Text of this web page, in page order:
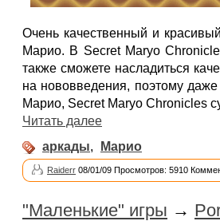
Очень качественный и
Марио. В Secret Maryo
также сможете насладиться
на нововведения, поэтому
Марио, Secret Maryo Chronicles
Читать далее
аркады, Марио
Raiderr 08/01/09 Просмотров: 5910
"Маленькие" игры →